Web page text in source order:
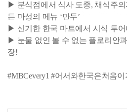
▶ 분식점에서 식사 도중, 채식주
든 마성의 메뉴 ‘만두’
▶ 신기한 한국 마트에서 시식 투
▶ 눈물 없인 볼 수 없는 플로리안
장!
#MBCevery1 #어서와한국은처음